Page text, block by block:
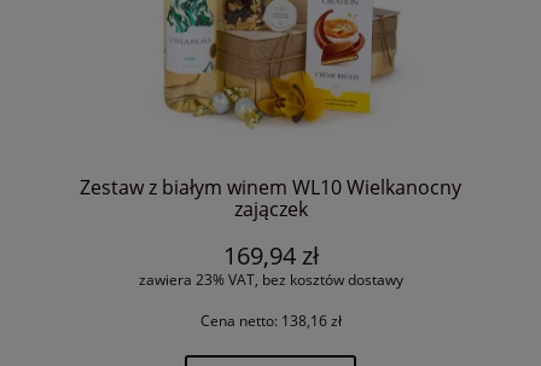
Zestaw z białym winem WL10 Wielkanocny
zajączek
169,94 zł
zawiera 23% VAT, bez kosztów dostawy
Cena netto: 138,16 zł